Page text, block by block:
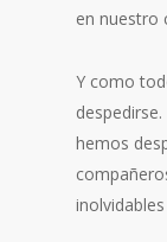
en nuestro
Y como
hemos